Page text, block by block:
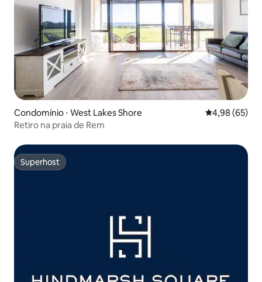
Condomínio ⋅ West Lakes Shore 4,98 de uma
4,98 (65)
Retiro na praia de Rem
Superhost
Superhost